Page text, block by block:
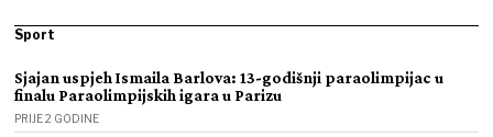
Sport
Sjajan uspjeh Ismaila Barlova: 13-godišnji paraolimpijac u
finalu Paraolimpijskih igara u Parizu
PRIJE 2 GODINE